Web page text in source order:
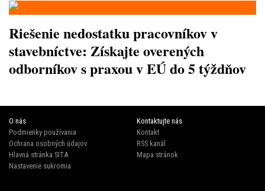
Riešenie nedostatku pracovníkov v
stavebníctve: Získajte overených
odborníkov s praxou v EÚ do 5 týždňov
O nás
Podmienky používania
Ochrana osobných údajov
Hlavná stránka SITA
Nastavenie sukromia
Kontaktujte nás
Kontakt
RSS kanál
Mapa stránok